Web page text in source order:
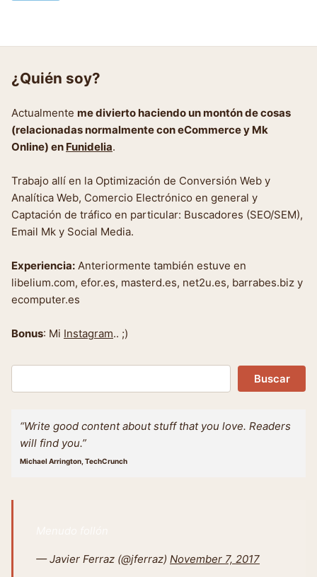
¿Quién soy?
Actualmente me divierto haciendo un montón de cosas
(relacionadas normalmente con eCommerce y Mk
Online) en Funidelia.
Trabajo allí en la Optimización de Conversión Web y
Analítica Web, Comercio Electrónico en general y
Captación de tráfico en particular: Buscadores (SEO/SEM),
Email Mk y Social Media.
Experiencia: Anteriormente también estuve en
libelium.com, efor.es, masterd.es, net2u.es, barrabes.biz y
ecomputer.es
Bonus: Mi Instagram.. ;)
Buscar
“Write good content about stuff that you love. Readers
will find you.”
Michael Arrington, TechCrunch
— Javier Ferraz (@jferraz) November 7, 2017